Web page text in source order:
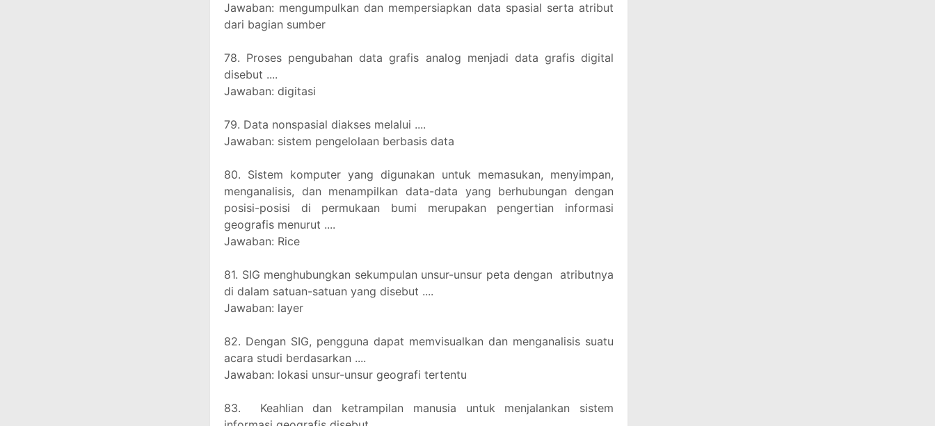
Jawaban: mengumpulkan dan mempersiapkan data spasial serta atribut
dari bagian sumber
78. Proses pengubahan data grafis analog menjadi data grafis digital
disebut ....
Jawaban: digitasi
79. Data nonspasial diakses melalui ....
Jawaban: sistem pengelolaan berbasis data
80. Sistem komputer yang digunakan untuk memasukan, menyimpan,
menganalisis, dan menampilkan data-data yang berhubungan dengan
posisi-posisi di permukaan bumi merupakan pengertian informasi
geografis menurut ....
Jawaban: Rice
81. SIG menghubungkan sekumpulan unsur-unsur peta dengan atributnya
di dalam satuan-satuan yang disebut ....
Jawaban: layer
82. Dengan SIG, pengguna dapat memvisualkan dan menganalisis suatu
acara studi berdasarkan ....
Jawaban: lokasi unsur-unsur geografi tertentu
83. Keahlian dan ketrampilan manusia untuk menjalankan sistem